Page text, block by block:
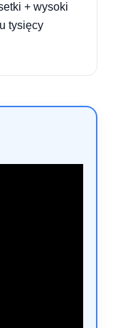
+ wysoki
tysięcy